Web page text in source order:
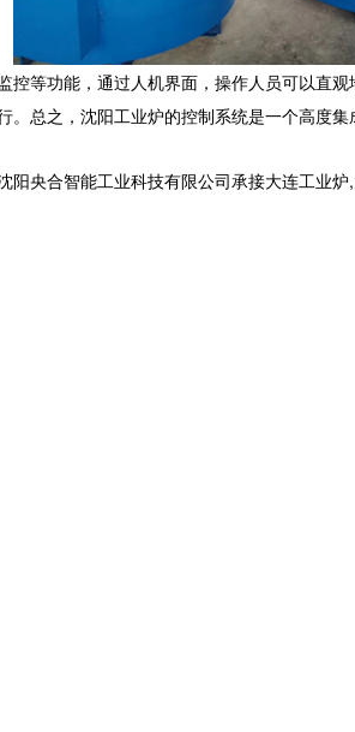
控等功能，通过人机界面，操作人员可以直
总之，沈阳工业炉的控制系统是一个高度
央合智能工业科技有限公司承接大连工业